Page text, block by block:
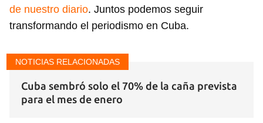
de nuestro diario. Juntos podemos seguir
transformando el periodismo en Cuba.
NOTICIAS RELACIONADAS
Cuba sembró solo el 70% de la caña prevista
para el mes de enero